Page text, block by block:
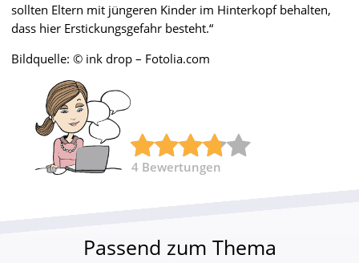
sollten Eltern mit jüngeren Kinder im Hinterkopf behalten,
dass hier Erstickungsgefahr besteht.“
Bildquelle: © ink drop – Fotolia.com
4 Bewertungen
Passend zum Thema